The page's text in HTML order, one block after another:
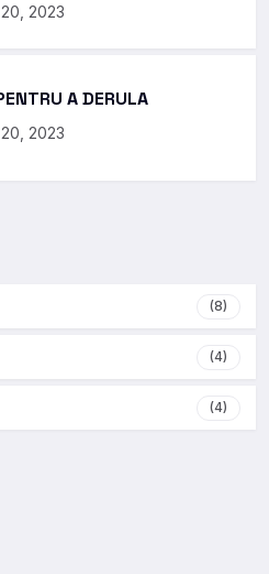
2023
A DERULA
2023
(8)
(4)
(4)